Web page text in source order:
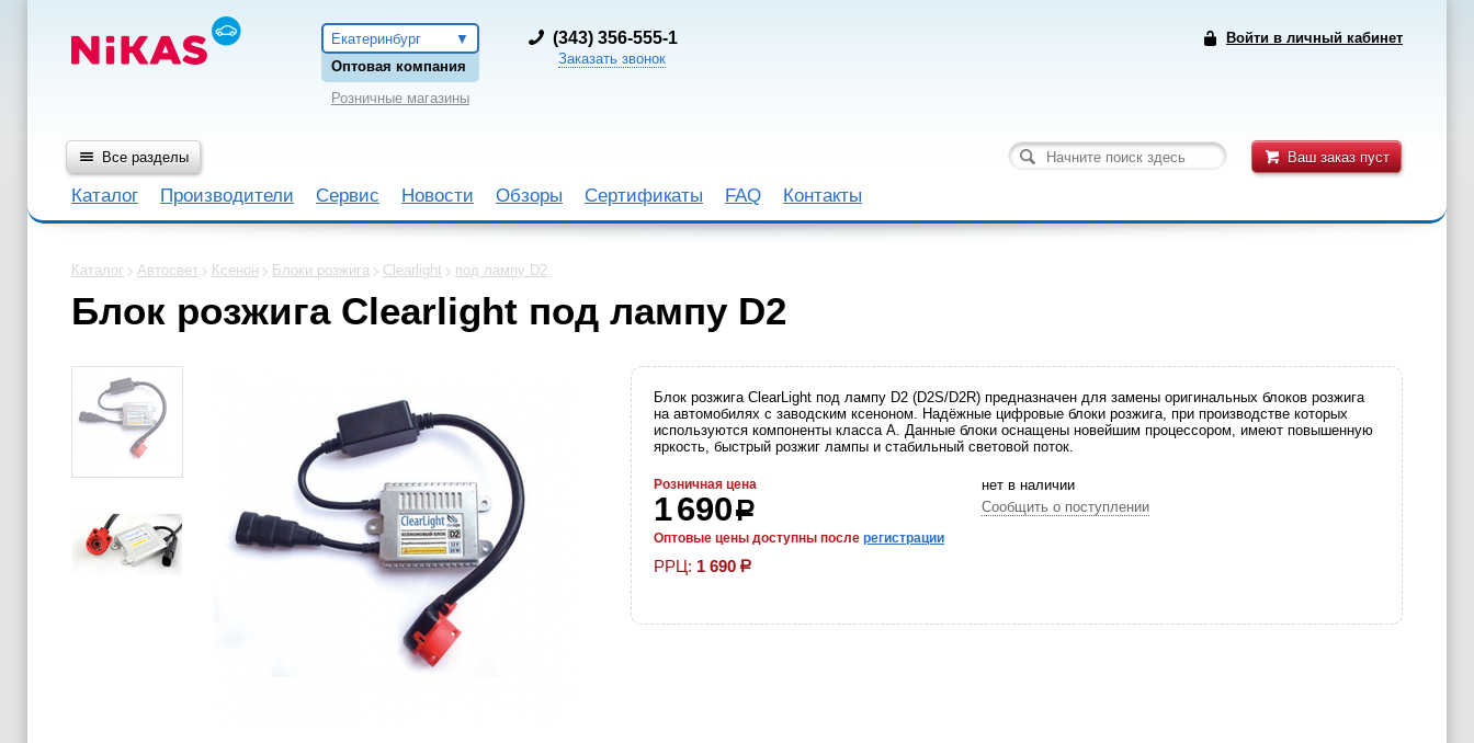
Войти в личный кабинет
Екатеринбург
Оптовая компания
Розничные магазины
(343) 356-555-1
Заказать звонок
Ваш заказ пуст
Все разделы
Каталог Производители Сервис Новости Обзоры Сертификаты FAQ Контакты
Каталог Автосвет Ксенон Блоки розжига Clearlight под лампу D2
Блок розжига Clearlight под лампу D2
Блок розжига ClearLight под лампу D2 (D2S/D2R) предназначен для замены оригинальных блоков розжига
на автомобилях с заводским ксеноном. Надёжные цифровые блоки розжига, при производстве которых
используются компоненты класса А. Данные блоки оснащены новейшим процессором, имеют повышенную
яркость, быстрый розжиг лампы и стабильный световой поток.
Розничная цена
1 690р
Оптовые цены доступны после регистрации
РРЦ: 1 690 р
нет в наличии
Сообщить о поступлении